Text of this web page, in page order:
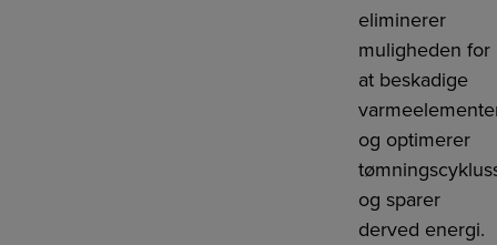
eliminerer
muligheden for
at beskadige
og optimerer
og sparer
derved energi.